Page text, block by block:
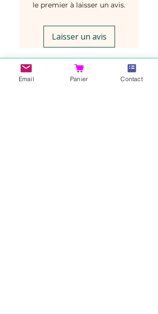
le premier à laisser un avis.
Laisser un avis
Vous aimerez peut-être
Email Panier Contact